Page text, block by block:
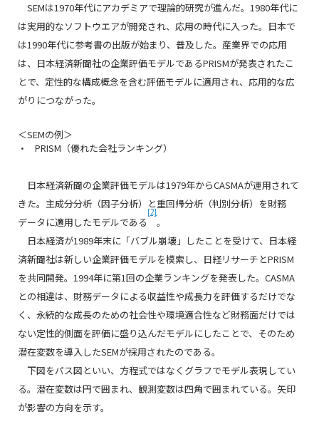
SEMは1970年代にアカデミアで理論的研究が進んだ。1980年代に
は実用的なソフトウエアが開発され、応用の時代に入った。日本で
は1990年代に参考書の出版が始まり、普及した。産業界での応用
は、日本経済新聞社の企業評価モデルであるPRISMが発表されたこ
とで、定性的な構成概念を含む評価モデルに適用され、応用的な広
がりにつながった。
＜SEMの例＞
PRISM（優れた会社ランキング）
日本経済新聞の企業評価モデルは1979年からCASMAが運用されて
きた。主成分分析（因子分析）と重回帰分析（判別分析）を財務
データに適用したモデルである
[2]
。
日本経済が1989年末に「バブル崩壊」したことを受けて、日本経
済新聞社は新しい企業評価モデルを模索し、日経リサーチとPRISM
を共同開発。1994年に第1回の企業ランキングを発表した。CASMA
との相違は、財務データによる収益性や成長力を評価するだけでな
く、永続的な成長のための社会性や環境適合性など財務面だけでは
ない定性的側面を評価に盛り込んだモデルにしたことで、そのため
潜在変数を導入したSEMが採用されたのである。
下図をパス図といい、方程式ではなくグラフでモデル表現してい
る。潜在変数は円で囲まれ、観測変数は四角で囲まれている。矢印
が影響の方向を示す。